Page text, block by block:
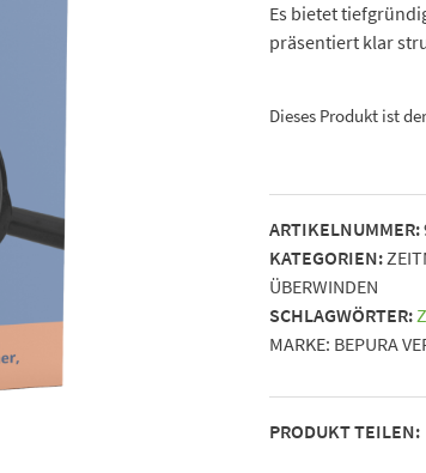
Es bietet
präsentiert klar
Dieses Produkt ist
ARTIKELNUMMER:
KATEGORIEN:
ÜBERWINDEN
SCHLAGWÖRTER:
MARKE: BEPURA
PRODUKT TEILEN: